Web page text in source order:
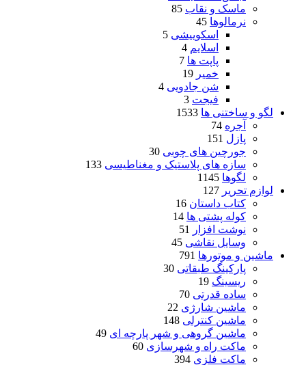
ماسک و نقاب 85
نرمالوها 45
اسکوییشی 5
اسلایم 4
پاپت ها 7
خمیر 19
شن جادویی 4
فیجت 3
لگو و ساختنی ها 1533
آجره 74
پازل 151
جورچین های چوبی 30
سازه های پلاستیک و مغناطیسی 133
لگوها 1145
لوازم تحریر 127
کتاب داستان 16
کوله پشتی ها 14
نوشت افزار
51
وسایل نقاشی 45
ماشین و موتورها 791
پارکینگ طبقاتی 30
ریسینگ 19
ساده قدرتی 70
ماشین شارژی 22
ماشین کنترلی 148
ماشین گروهی و شهر پارچه ای 49
ماکت راه و شهرسازی 60
ماکت فلزی 394